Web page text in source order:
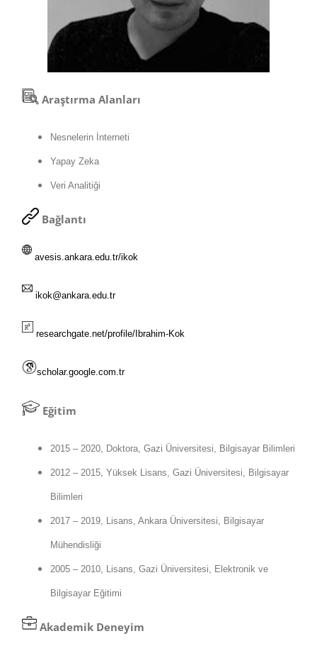
Araştırma Alanları
Nesnelerin İnterneti
Yapay Zeka
Veri Analitiği
Bağlantı
avesis.ankara.edu.tr/ikok
ikok@ankara.edu.tr
researchgate.net/profile/Ibrahim-Kok
scholar.google.com.tr
Eğitim
2015 – 2020, Doktora, Gazi Üniversitesi, Bilgisayar Bilimleri
2012 – 2015, Yüksek Lisans, Gazi Üniversitesi, Bilgisayar
Bilimleri
2017 – 2019, Lisans, Ankara Üniversitesi, Bilgisayar
Mühendisliği
2005 – 2010, Lisans, Gazi Üniversitesi, Elektronik ve
Bilgisayar Eğitimi
Akademik Deneyim